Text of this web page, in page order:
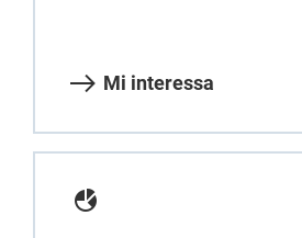
Mi interessa